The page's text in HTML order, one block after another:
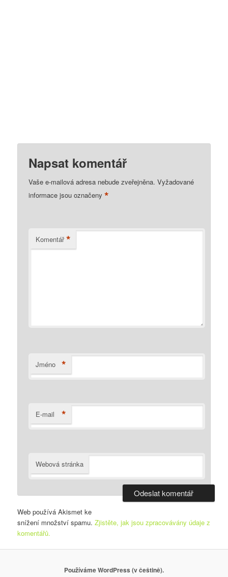
Napsat komentář
Vaše e-mailová adresa nebude zveřejněna. Vyžadované
informace jsou označeny*
Komentář *
Jméno *
E-mail *
Webová stránka
Web používá Akismet ke
snížení množství spamu.Zjistěte, jak jsou zpracovávány údaje z
komentářů.
Používáme WordPress (v češtině).